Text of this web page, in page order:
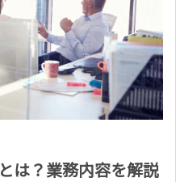
は？業務内容を解説